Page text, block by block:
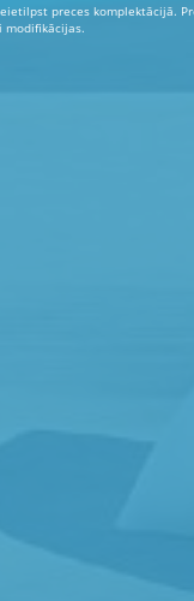
preces komplektācijā.
modifikācijas.